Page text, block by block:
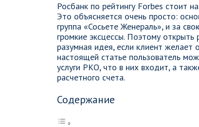
Росбанк по рейтингу Forbes стоит
Это объясняется очень просто:
группа «Сосьете Женераль», и за
громкие эксцессы. Поэтому
разумная идея, если клиент желает
настоящей статье пользователь
услуги РКО, что в них входит, а
расчетного счета.
Содержание